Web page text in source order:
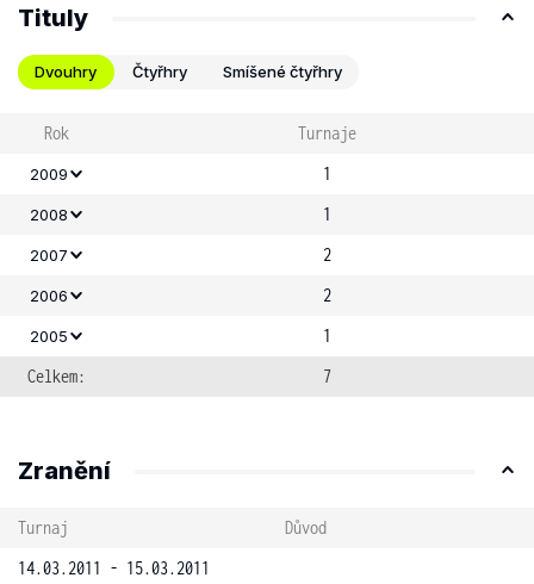
Tituly
Dvouhry Čtyřhry Smíšené čtyřhry
Rok Turnaje
2009 1
2008 1
2007 2
2006 2
2005
1
Celkem:
7
Zranění
Turnaj
Důvod
14.03.2011 - 15.03.2011